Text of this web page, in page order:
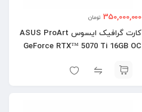
350,000,000 تومان
کارت گرافیک ایسوس ASUS ProArt
GeForce RTX™ 5070 Ti 16GB OC